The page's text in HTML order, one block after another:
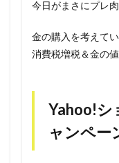
今日がまさにプレ
金の購入を考えて
消費税増税＆金の
Yahoo!シ
ャンペー